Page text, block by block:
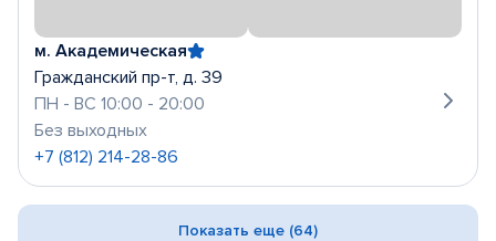
м. Академическая
Гражданский пр-т, д. 39
ПН - ВС 10:00 - 20:00
Без выходных
+7 (812) 214-28-86
Показать еще (64)